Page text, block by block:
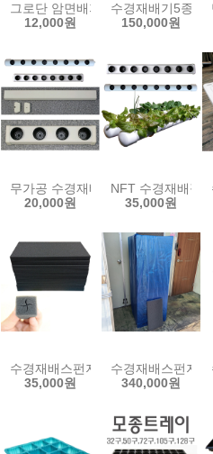
그로단 암면배지 수경재배 발아용 블
12,000원
수경재배기5종/
150,000원
무가공 수경재배 파이프 65A 1m 2
20,000원
NFT 수경재배필
35,000원
수경재배스펀지10장 새싹 스마트
35,000원
수경재배스펀지
340,000원